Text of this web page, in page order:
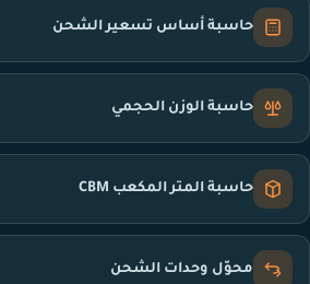
حاسبة أساس تسعير الشحن
حاسبة الوزن الحجمي
حاسبة المتر المكعب CBM
محوّل وحدات الشحن